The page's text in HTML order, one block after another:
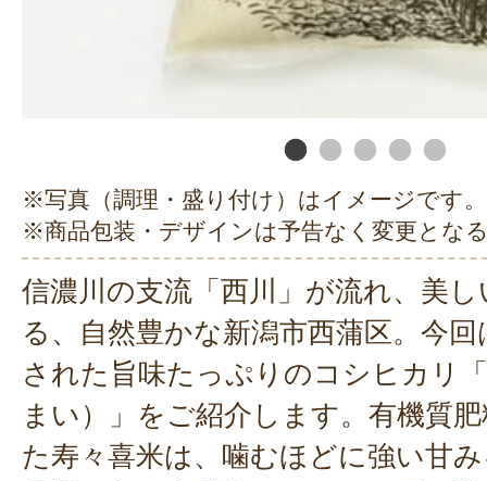
※写真（調理・盛り付け）はイメージです。
※商品包装・デザインは予告なく変更とな
信濃川の支流「西川」が流れ、美
る、自然豊かな新潟市西蒲区。今
された旨味たっぷりのコシヒカリ
まい）」をご紹介します。有機質
た寿々喜米は、噛むほどに強い甘